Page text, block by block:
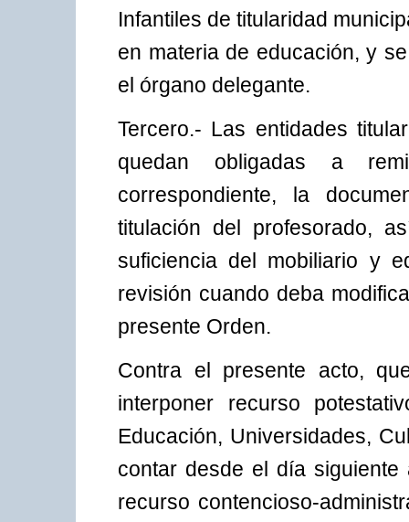
Infantiles de titularidad
en materia de educación, y
el órgano delegante.
Tercero.- Las entidades
quedan obligadas a
correspondiente, la
titulación del profesorado,
suficiencia del mobiliario y
revisión cuando deba
presente Orden.
Contra el presente acto,
interponer recurso
Educación, Universidades,
contar desde el día
recurso contencioso-